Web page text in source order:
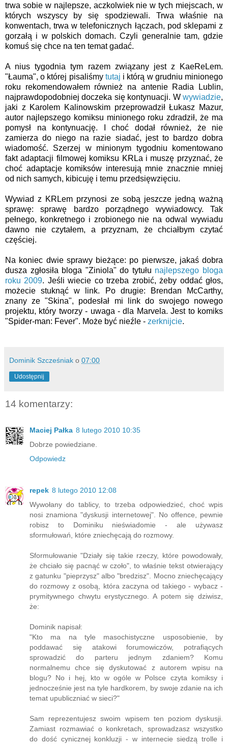
trwa sobie w najlepsze, aczkolwiek nie w tych miejscach, w
których wszyscy by się spodziewali. Trwa właśnie na
konwentach, trwa w telefonicznych łączach, pod sklepami z
gorzałą i w polskich domach. Czyli generalnie tam, gdzie
komuś się chce na ten temat gadać.
A nius tygodnia tym razem związany jest z KaeReLem.
"Łauma", o której pisaliśmy tutaj i którą w grudniu minionego
roku rekomendowałem również na antenie Radia Lublin,
najprawdopodobniej doczeka się kontynuacji. W wywiadzie,
jaki z Karolem Kalinowskim przeprowadził Łukasz Mazur,
autor najlepszego komiksu minionego roku zdradził, że ma
pomysł na kontynuację. I choć dodał również, że nie
zamierza do niego na razie siadać, jest to bardzo dobra
wiadomość. Szerzej w minionym tygodniu komentowano
fakt adaptacji filmowej komiksu KRLa i muszę przyznać, że
choć adaptacje komiksów interesują mnie znacznie mniej
od nich samych, kibicuję i temu przedsięwzięciu.
Wywiad z KRLem przynosi ze sobą jeszcze jedną ważną
sprawę: sprawę bardzo porządnego wywiadowcy. Tak
pełnego, konkretnego i zrobionego nie na odwal wywiadu
dawno nie czytałem, a przyznam, że chciałbym czytać
częściej.
Na koniec dwie sprawy bieżące: po pierwsze, jakaś dobra
dusza zgłosiła bloga "Ziniola" do tytułu najlepszego bloga
roku 2009. Jeśli wiecie co trzeba zrobić, żeby oddać głos,
możecie stuknąć w link. Po drugie: Brendan McCarthy,
znany ze "Skina", podesłał mi link do swojego nowego
projektu, który tworzy - uwaga - dla Marvela. Jest to komiks
"Spider-man: Fever". Może być nieźle - zerknijcie.
Dominik Szcześniak o 07:00
Udostępnij
14 komentarzy:
Maciej Pałka 8 lutego 2010 10:35
Dobrze powiedziane.
Odpowiedz
repek 8 lutego 2010 12:08
Wywołany do tablicy, to trzeba odpowiedzieć, choć wpis
nosi znamiona "dyskusji internetowej". No offence, pewnie
robisz to Dominiku nieświadomie - ale używasz
sformułowań, które zniechęcają do rozmowy.
Sformułowanie "Działy się takie rzeczy, które powodowały,
że chciało się pacnąć w czoło", to właśnie tekst otwierający
z gatunku "pieprzysz" albo "bredzisz". Mocno zniechęcający
do rozmowy z osobą, która zaczyna od takiego - wybacz -
prymitywnego chwytu erystycznego. A potem się dziwisz,
że:
Dominik napisał:
"Kto ma na tyle masochistyczne usposobienie, by
poddawać się atakowi forumowiczów, potrafiących
sprowadzić do parteru jednym zdaniem? Komu
normalnemu chce się dyskutować z autorem wpisu na
blogu? No i hej, kto w ogóle w Polsce czyta komiksy i
jednocześnie jest na tyle hardkorem, by swoje zdanie na ich
temat upubliczniać w sieci?"
Sam reprezentujesz swoim wpisem ten poziom dyskusji.
Zamiast rozmawiać o konkretach, sprowadzasz wszystko
do dość cynicznej konkluzji - w internecie siedzą trolle i